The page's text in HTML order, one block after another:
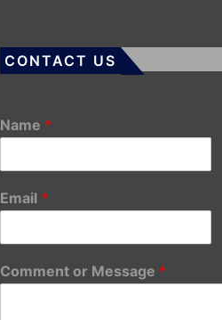
CONTACT US
Name *
Email *
Comment or Message *